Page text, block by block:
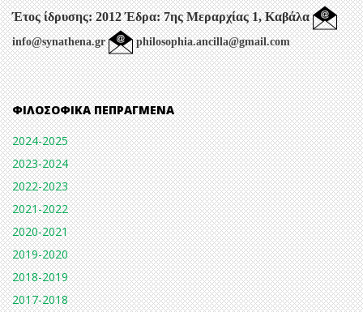
Έτος ίδρυσης: 2012 Έδρα: 7ης Μεραρχίας 1, Καβάλα
info@synathena.gr philosophia.ancilla@gmail.com
ΦΙΛΟΣΟΦΙΚΆ ΠΕΠΡΑΓΜΈΝΑ
2024-2025
2023-2024
2022-2023
2021-2022
2020-2021
2019-2020
2018-2019
2017-2018